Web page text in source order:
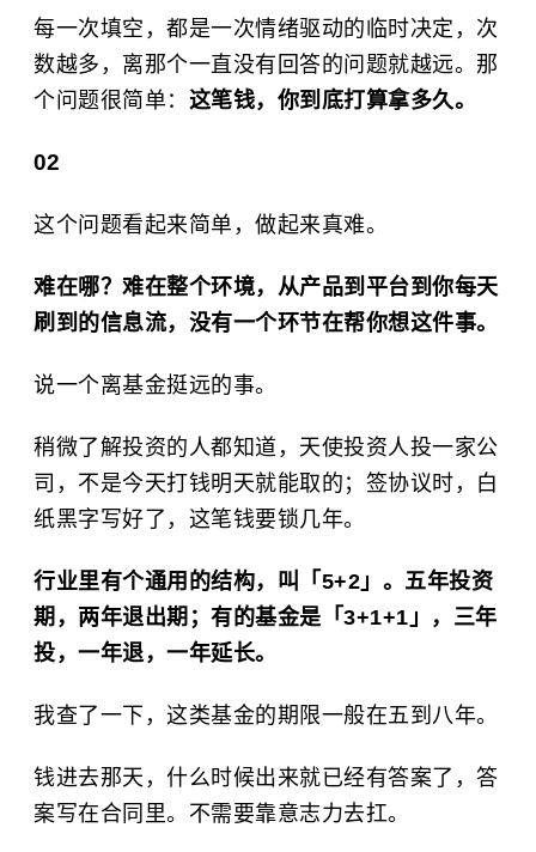
每一次填空，都是一次情绪驱动的临时决定，次
数越多，离那个一直没有回答的问题就越远。那
个问题很简单： 这笔钱，你到底打算拿多久。
02
这个问题看起来简单，做起来真难。
难在哪？难在整个环境，从产品到平台到你每天
刷到的信息流，没有一个环节在帮你想这件事。
说一个离基金挺远的事。
稍微了解投资的人都知道，天使投资人投一家公
司，不是今天打钱明天就能取的；签协议时，白
纸黑字写好了，这笔钱要锁几年。
行业里有个通用的结构，叫「5+2」。五年投资
期，两年退出期；有的基金是「3+1+1」，三年
投，一年退，一年延长。
我查了一下，这类基金的期限一般在五到八年。
钱进去那天，什么时候出来就已经有答案了，答
案写在合同里。不需要靠意志力去扛。